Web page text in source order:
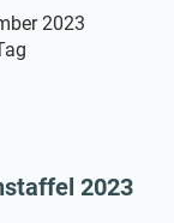
2023
2023